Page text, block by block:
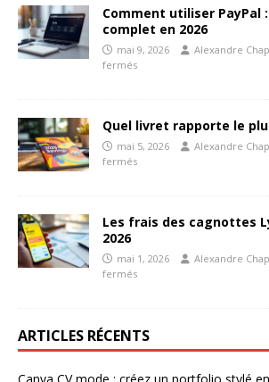
Comment utiliser PayPal
complet en 2026
mai 9, 2026 Alexandre
fermés
Quel livret rapporte le
mai 5, 2026 Alexandre
fermés
Les frais des cagnottes
2026
mai 1, 2026 Alexandre
fermés
ARTICLES RÉCENTS